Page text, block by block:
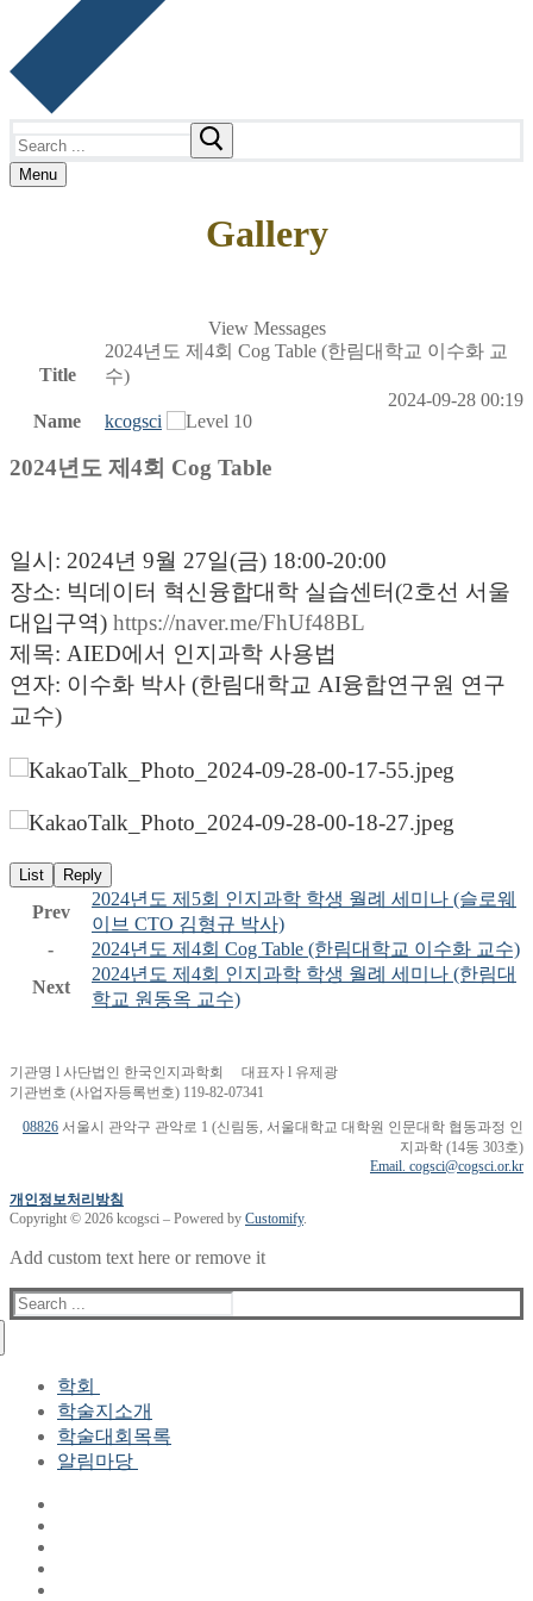
for:
Menu
Gallery
View Messages
Title
2024년도 제4회 Cog Table (한림대학교 이수화 교
수)
2024-09-28 00:19
Name
kcogsci
2024년도 제4회 Cog Table
일시 : 2024년 9월 27일(금) 18:00-20:00
장소: 빅데이터 혁신융합대학 실습센터(2호선 서울
대입구역) https://naver.me/FhUf48BL
제목: AIED에서 인지과학 사용법
연자: 이수화 박사 (한림대학교 AI융합연구원 연구
교수)
List Reply
Prev
2024년도 제5회 인지과학 학생 월례 세미나 (슬로웨
이브 CTO 김형규 박사)
-
2024년도 제4회 Cog Table (한림대학교 이수화 교수)
Next
2024년도 제4회 인지과학 학생 월례 세미나 (한림대
학교 원동옥 교수)
기관명 l 사단법인 한국인지과학회 대표자 l 유제광
기관번호 (사업자등록번호) 119-82-07341
08826 서울시 관악구 관악로 1 (신림동, 서울대학교 대학원 인문대학 협동과정 인
지과학 (14동 303호)
Email. cogsci@cogsci.or.kr
개인정보처리방침
Copyright © 2026 kcogsci – Powered by Customify.
Add custom text here or remove it
Search
for:
학회
학회장 인사말
현 임원진
역대 임원진
학술지소개
학술대회목록
알림마당